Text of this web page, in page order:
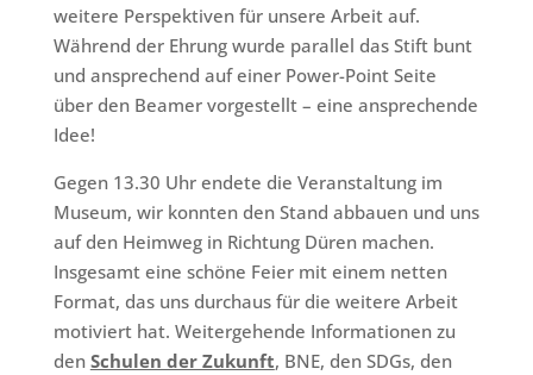
weitere Perspektiven für unsere Arbeit auf.
Während der Ehrung wurde parallel das Stift bunt
und ansprechend auf einer Power-Point Seite
über den Beamer vorgestellt – eine ansprechende
Idee!
Gegen 13.30 Uhr endete die Veranstaltung im
Museum, wir konnten den Stand abbauen und uns
auf den Heimweg in Richtung Düren machen.
Insgesamt eine schöne Feier mit einem netten
Format, das uns durchaus für die weitere Arbeit
motiviert hat. Weitergehende Informationen zu
den Schulen der Zukunft, BNE, den SDGs, den